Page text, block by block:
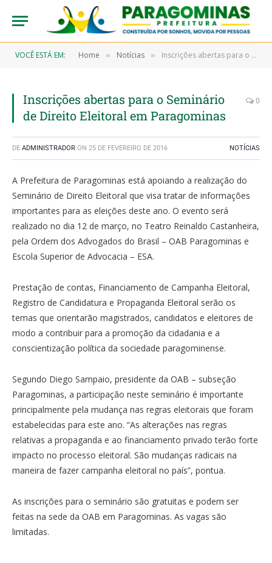
VOCÊ ESTÁ EM: Home » Notícias » Inscrições abertas para o Seminário de Direito Eleitoral em Paragominas
Inscrições abertas para o Seminário
de Direito Eleitoral em Paragominas
0
DE ADMINISTRADOR ON 25 DE FEVEREIRO DE 2016 NOTÍCIAS
A Prefeitura de Paragominas está apoiando a realização do
Seminário de Direito Eleitoral que visa tratar de informações
importantes para as eleições deste ano. O evento será
realizado no dia 12 de março, no Teatro Reinaldo Castanheira,
pela Ordem dos Advogados do Brasil – OAB Paragominas e
Escola Superior de Advocacia – ESA.
Prestação de contas, Financiamento de Campanha Eleitoral,
Registro de Candidatura e Propaganda Eleitoral serão os
temas que orientarão magistrados, candidatos e eleitores de
modo a contribuir para a promoção da cidadania e a
conscientização política da sociedade paragominense.
Segundo Diego Sampaio, presidente da OAB – subseção
Paragominas, a participação neste seminário é importante
principalmente pela mudança nas regras eleitorais que foram
estabelecidas para este ano. “As alterações nas regras
relativas a propaganda e ao financiamento privado terão forte
impacto no processo eleitoral. São mudanças radicais na
maneira de fazer campanha eleitoral no país”, pontua.
As inscrições para o seminário são gratuitas e podem ser
feitas na sede da OAB em Paragominas. As vagas são
limitadas.